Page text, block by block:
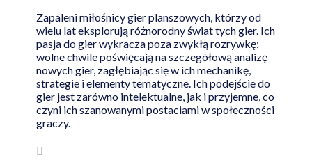
Zapaleni miłośnicy gier planszowych, którzy od
wielu lat eksplorują różnorodny świat tych gier. Ich
pasja do gier wykracza poza zwykłą rozrywkę;
wolne chwile poświęcają na szczegółową analizę
nowych gier, zagłębiając się w ich mechanikę,
strategie i elementy tematyczne. Ich podejście do
gier jest zarówno intelektualne, jak i przyjemne, co
czyni ich szanowanymi postaciami w społeczności
graczy.